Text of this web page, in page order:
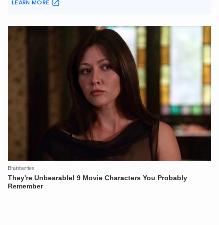
XIN CHÀO,
TÔI LÀ CHATBOT CỦA